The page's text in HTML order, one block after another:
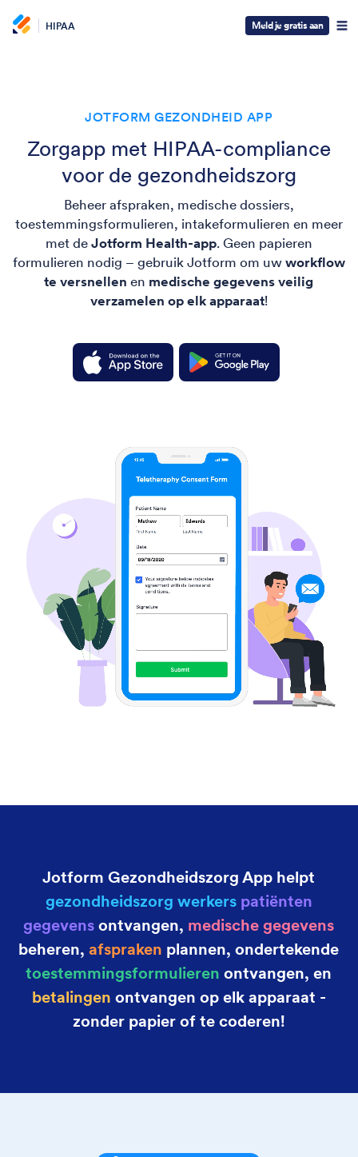
HIPAA Meld je gratis aan
JOTFORM GEZONDHEID APP
Zorgapp met HIPAA-compliance
voor de gezondheidszorg
Beheer afspraken, medische dossiers,
toestemmingsformulieren, intakeformulieren en meer
met deJotform Health-app. Geen papieren
formulieren nodig – gebruik Jotform om uwworkflow
te versnellen en medische gegevens veilig
verzamelen op elk apparaat!
Jotform Gezondheidszorg App helpt
gezondheidszorg werkers patiënten
gegevensontvangen, medische gegevens
beheren,afspraken plannen, ondertekende
toestemmingsformulieren ontvangen, en
betalingen ontvangen op elk apparaat -
zonder papier of te coderen!